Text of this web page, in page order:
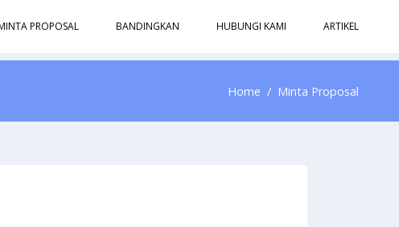
PROPOSAL BANDINGKAN HUBUNGI KAMI ARTIKEL
Home Minta Proposal